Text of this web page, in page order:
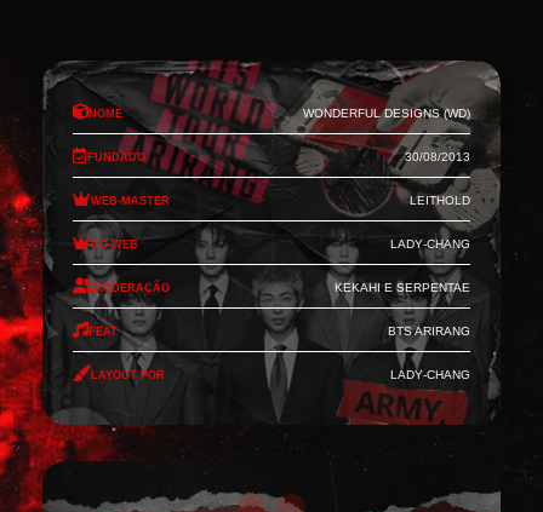
Nome Wonderful Designs (WD)
Fundado 30/08/2013
Web-Master Leithold
Co-Web Lady-Chang
Moderação Kekahi e Serpentae
Feat BTS Arirang
Layout por Lady-Chang